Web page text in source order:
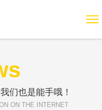
我们也是能手哦！
ON THE INTERNET